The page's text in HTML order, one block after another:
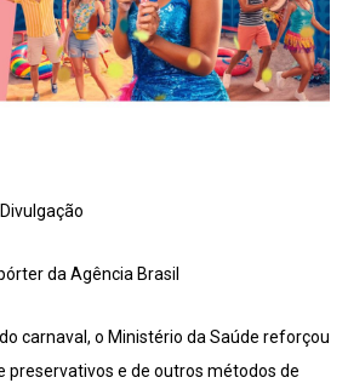
da Agência Brasil
carnaval, o Ministério da Saúde reforçou
preservativos e de outros métodos de